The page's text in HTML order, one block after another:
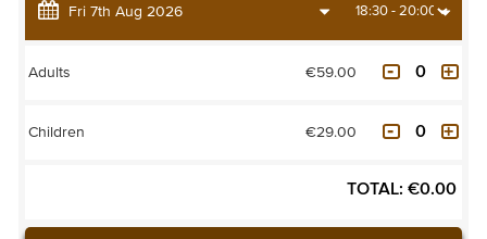
Adults €59.00
Children €29.00
TOTAL: €0.00